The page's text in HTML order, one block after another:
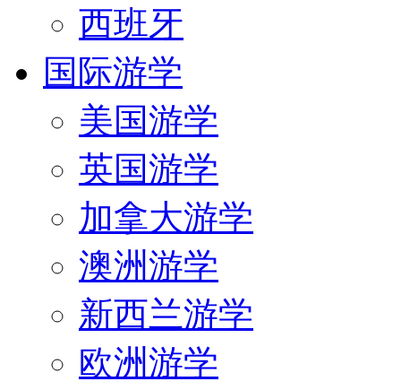
西班牙
国际游学
美国游学
英国游学
加拿大游学
澳洲游学
新西兰游学
欧洲游学